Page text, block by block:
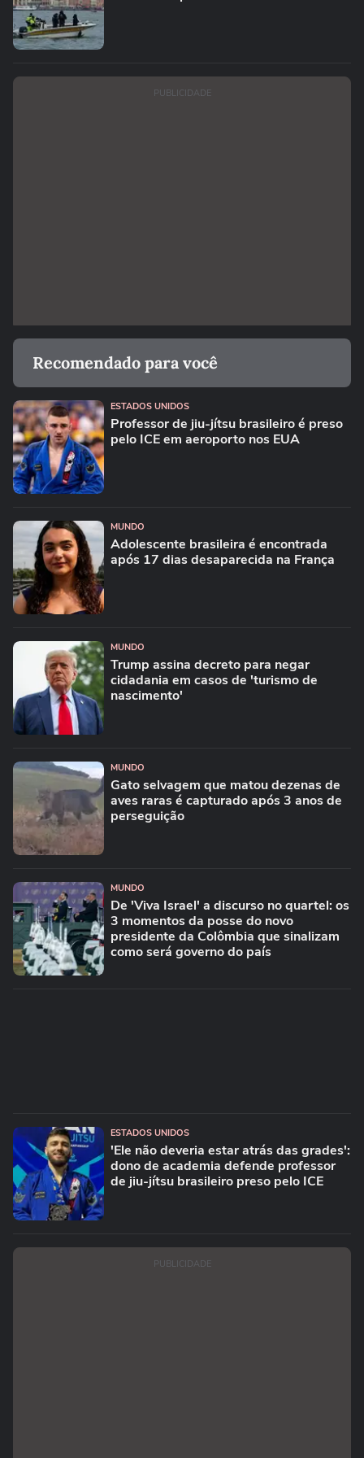
PUBLICIDADE
Recomendado para você
ESTADOS UNIDOS
Professor de jiu-jítsu brasileiro é preso
pelo ICE em aeroporto nos EUA
MUNDO
Adolescente brasileira é encontrada
após 17 dias desaparecida na França
MUNDO
Trump assina decreto para negar
cidadania em casos de 'turismo de
nascimento'
MUNDO
Gato selvagem que matou dezenas de
aves raras é capturado após 3 anos de
perseguição
MUNDO
De 'Viva Israel' a discurso no quartel: os
3 momentos da posse do novo
presidente da Colômbia que sinalizam
como será governo do país
ESTADOS UNIDOS
'Ele não deveria estar atrás das grades':
dono de academia defende professor
de jiu-jítsu brasileiro preso pelo ICE
PUBLICIDADE